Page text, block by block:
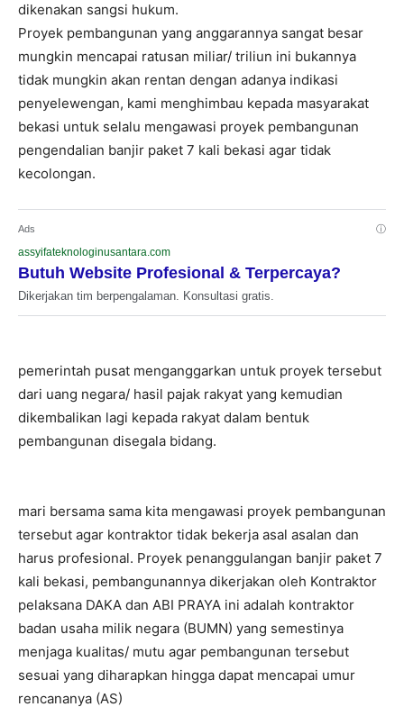
dikenakan sangsi hukum.
Proyek pembangunan yang anggarannya sangat besar
mungkin mencapai ratusan miliar/ triliun ini bukannya
tidak mungkin akan rentan dengan adanya indikasi
penyelewengan, kami menghimbau kepada masyarakat
bekasi untuk selalu mengawasi proyek pembangunan
pengendalian banjir paket 7 kali bekasi agar tidak
kecolongan.
Ads ⓘ
assyifateknologinusantara.com
Butuh Website Profesional & Terpercaya?
Dikerjakan tim berpengalaman. Konsultasi gratis.
pemerintah pusat menganggarkan untuk proyek tersebut
dari uang negara/ hasil pajak rakyat yang kemudian
dikembalikan lagi kepada rakyat dalam bentuk
pembangunan disegala bidang.
mari bersama sama kita mengawasi proyek pembangunan
tersebut agar kontraktor tidak bekerja asal asalan dan
harus profesional. Proyek penanggulangan banjir paket 7
kali bekasi, pembangunannya dikerjakan oleh Kontraktor
pelaksana DAKA dan ABI PRAYA ini adalah kontraktor
badan usaha milik negara (BUMN) yang semestinya
menjaga kualitas/ mutu agar pembangunan tersebut
sesuai yang diharapkan hingga dapat mencapai umur
rencananya (AS)